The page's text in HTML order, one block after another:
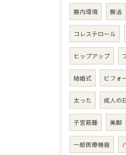
腸内環境 腸活
コレステロール
ヒップアップ
結婚式 ビフォ
太った 成人の
子宮筋腫 美脚
一般医療機器